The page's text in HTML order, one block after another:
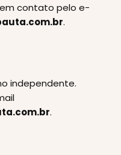
contato pelo e-
.
independente.
.